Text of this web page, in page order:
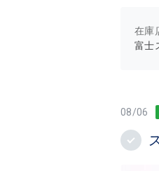
在庫
富士
08/06